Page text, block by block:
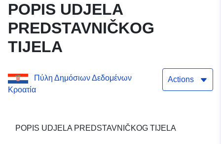
POPIS UDJELA
PREDSTAVNIČKOG
TIJELA
Πύλη Δημόσιων Δεδομένων
Κροατία
Actions
POPIS UDJELA PREDSTAVNIČKOG TIJELA